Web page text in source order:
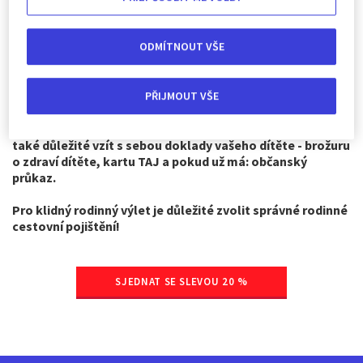
umělé výživy.
Seznam lze rozšířit v závislosti na účelu cesty - tedy jestli
máte vlastní ručníky, ochranu proti dešti, ochranu proti
hmyzu. A jeden z nejdůležitějších, alespoň pro dítě, je
spánek. Milovaný plyšák by proto určitě neměl zůstat
doma, protože místo odpočinku může celé rodině
také důležité vzít s sebou doklady vašeho dítěte - brožuru
o zdraví dítěte, kartu TAJ a pokud už má: občanský
průkaz.
Pro klidný rodinný výlet je důležité zvolit správné rodinné
cestovní pojištění!
SJEDNAT SE SLEVOU 20 %
ODMÍTNOUT VŠE
PŘIJMOUT VŠE